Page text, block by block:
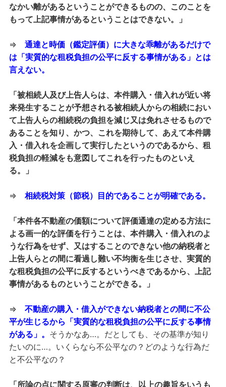
なかい離があるということができるものの、このことを
もって上記事情があるということはできない。」
⇒ 通達と時価（鑑定評価）に大きな乖離があるだけで
は「実質的な租税負担の公平に反する事情がある」とは
言えない。
「被相続人及び上告人らは、本件購入・借入れが近い将
来発生することが予想される被相続人からの相続におい
て上告人らの相続税の負担を減じ又は免れさせるもので
あることを知り、かつ、これを期待して、あえて本件購
入・借入れを企画して実行したというのであるから、租
税負担の軽減をも意図してこれを行ったものといえ
る。」
⇒ 相続税対策（節税）目的であることが明確である。
「本件各不動産の価額について評価通達の定める方法に
よる画一的な評価を行うことは、本件購入・借入れのよ
うな行為をせず、又はすることのできない他の納税者と
上告人らとの間に看過し難い不均衡を生じさせ、実質的
な租税負担の公平に反するというべきであるから、上記
事情があるものということができる。」
⇒ 不動産の購入・借入ができない納税者との間に不公
平が生じるから 「実質的な租税負担の公平に反する事情
がある」。 そうかなあ…。だとしても、その基準が知り
たいのに…。いくらなら不公平なの？どのような行為だ
と不公平なの？
「所論の点に関する原審の判断は、以上の趣旨をいうも